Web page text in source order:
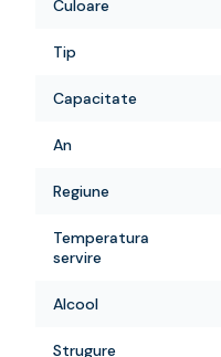
Culoare
Tip
Capacitate
An
Regiune
Temperatura
servire
Alcool
Strugure